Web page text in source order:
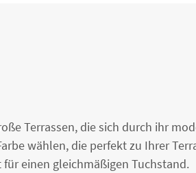
Terrassen, die sich durch ihr
wählen, die perfekt zu Ihrer
einen gleichmäßigen Tuchstand.